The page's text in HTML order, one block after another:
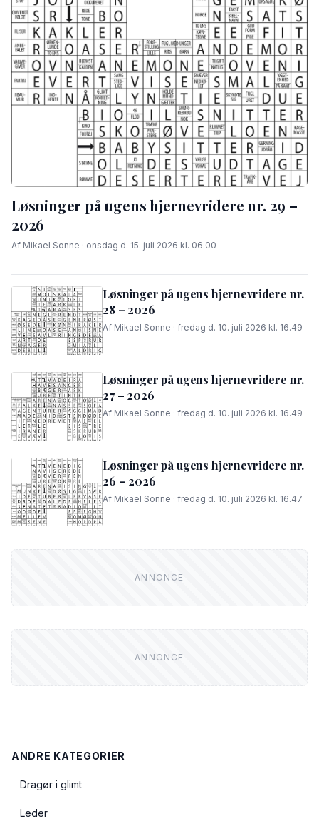
Løsninger på ugens hjernevridere nr. 29 –
2026
Af Mikael Sonne · onsdag d. 15. juli 2026 kl. 06.00
Løsninger på ugens hjernevridere nr.
28 – 2026
Af Mikael Sonne · fredag d. 10. juli 2026 kl. 16.49
Løsninger på ugens hjernevridere nr.
27 – 2026
Af Mikael Sonne · fredag d. 10. juli 2026 kl. 16.49
Løsninger på ugens hjernevridere nr.
26 – 2026
Af Mikael Sonne · fredag d. 10. juli 2026 kl. 16.47
ANDRE KATEGORIER
Dragør i glimt
Leder